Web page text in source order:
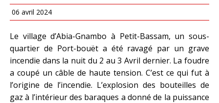
06 avril 2024
Le village d’Abia-Gnambo à Petit-Bassam, un sous-
quartier de Port-bouët a été ravagé par un grave
incendie dans la nuit du 2 au 3 Avril dernier. La foudre
a coupé un câble de haute tension. C’est ce qui fut à
l’origine de l’incendie. L’explosion des bouteilles de
gaz à l’intérieur des baraques a donné de la puissance